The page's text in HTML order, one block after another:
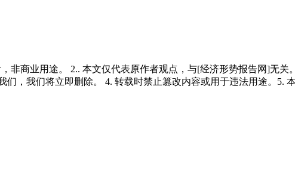
非商业用途。 2.. 本文仅代表原作者观点，与[经济形势报告网]无
，我们将立即删除。 4. 转载时禁止篡改内容或用于违法用途。5.